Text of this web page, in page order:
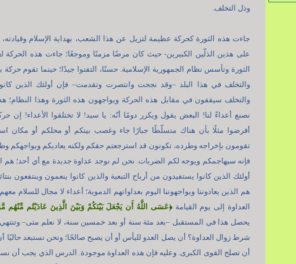
وذل التخلف.
جاءت هذه الثورة كحركة عظيمة لتزيل عن هذا الشعب، بهداية الإسلام وقيادته،
على هذين الذلّين الكبيرين- حيث كان مرضًا مزمنًا وموجعًا؛ جاءت هذه الحركة
الثورة وتأسس نظام الجمهورية الإسلامية. حسنًا، التفتوا جيدًا؛ حينما تقوم
والتخلف في هذا البلد –وقد نجحت وانتصرت وتقدمت– فإن أولئك الذين
والتخلف سيقفون في مقابل هذه الحركة ويواجهون هذه الثورة وهذا النظام؛
نصنع أعداءً لنا! البعض يقول ويكرر دومًا أنّه: يا سيد! لا تختلقوا الأعداء! إن
أفرضوا مثلًا بأن هناك متسلّطًا جبارًا جاء وغصب بيتكم أو محلكم أو مكان
تقومون بإخراجه وطرده، تكونون قد استرجعتم حقكم ولكنه يعاديكم ويواجهكم
فإنه سيهاجمكم ويوجه لكم الضربات. نحن لم نوجد عداوة جديدة مع أي أحد؛ هم
أولئك الذين كانوا يستفيدون من أرباح التبعية والذين كانوا ينعمون وينتفعون
هم الذين يعادوننا ويواجهوننا اليوم بعداواتهم الدموية؛ أعداء لا مجال للسلام
العداوة إلى يوم القيامة﴿عَسَى اللَّهُ أَن يَجْعَلَ بَيْنَكُمْ وَبَيْنَ الَّذِينَ عَادَيْتُم مِّنْهُم
يحصل هذا في المستقبل –بعد مئة سنة أو بعد خمسين سنة، لا نعلم متى– وتنتهي
شرط زوال العداوة؟ أن يصل العدو لليأس أو أن يصبح صالحًا؛ ونحن نستبعد
أن تصلح القوى الكبرى. وعليه فإن هذه العداوة موجودة. الدرس الذي يجب أن